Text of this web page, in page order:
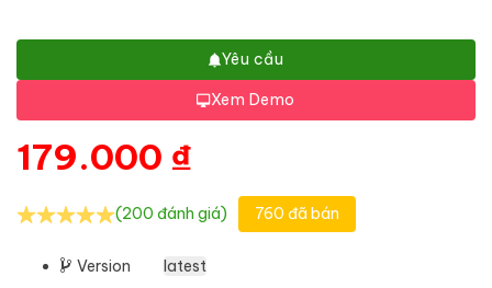
Yêu cầu
Xem Demo
179.000 ₫
(200 đánh giá) 760 đã bán
Version latest